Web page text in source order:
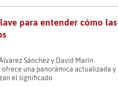
para entender cómo las
Sánchez y David Marín
una panorámica actualizada y
el significado